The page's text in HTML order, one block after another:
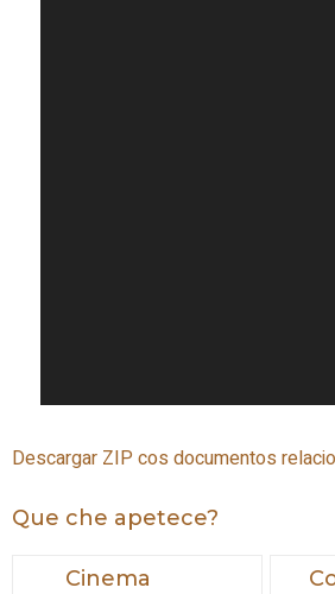
Descargar ZIP cos documentos
Que che apetece?
Cinema